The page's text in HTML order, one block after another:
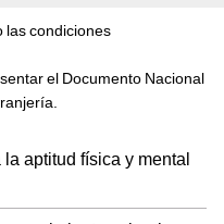
las condiciones
el Documento Nacional
aptitud física y mental